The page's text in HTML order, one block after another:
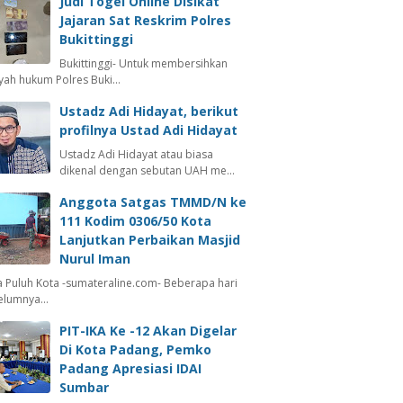
Jajaran Sat Reskrim Polres
Bukittinggi
Bukittinggi- Untuk membersihkan
hukum Polres Buki…
Ustadz Adi Hidayat, berikut
profilnya Ustad Adi Hidayat
Ustadz Adi Hidayat atau biasa
dikenal dengan sebutan UAH me…
Anggota Satgas TMMD/N ke
111 Kodim 0306/50 Kota
Lanjutkan Perbaikan Masjid
Nurul Iman
Puluh Kota -sumateraline.com- Beberapa hari
PIT-IKA Ke -12 Akan Digelar
Di Kota Padang, Pemko
Padang Apresiasi IDAI
Sumbar